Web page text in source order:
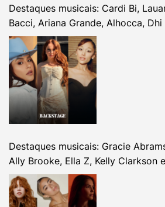
Destaques musicais: Cardi Bi,
Bacci, Ariana Grande, Alhocca,
Destaques musicais: Gracie
Ally Brooke, Ella Z, Kelly Clarkson